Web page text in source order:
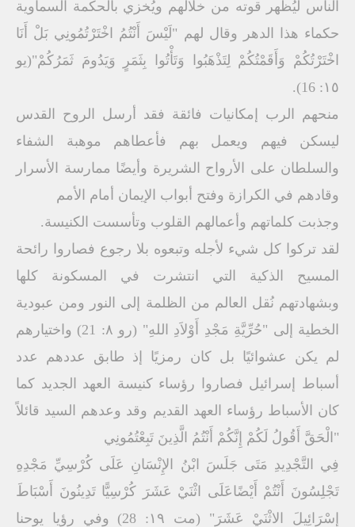
الناس لیُظھر قوته من خلالھم ویُخزي بالحكمة السماویة
حكماء ھذا الدھر وقال لھم "لَیْسَ أَنْتُمُ اخْتَرْتُمُونِي بَلْ أَنَا
اخْتَرْتُكُمْ وَأَقَمْتُكُمْ لِتَذْھَبُوا وَتَأْتُوا بِثَمَرٍ وَیَدُومَ ثَمَرُكُمْ"(یو
۱٥: 16).
منحھم الرب إمكانیات فائقة فقد أرسل الروح القدس
لیسكن فیھم ویعمل بھم فأعطاھم موھبة الشفاء
والسلطان على الأرواح الشریرة وأیضًا ممارسة الأسرار
وقادھم في الكرازة وفتح أبواب الإیمان أمام الأمم
وجذبت كلماتھم وأعمالھم القلوب وتأسست الكنیسة.
لقد تركوا كل شيء لأجله وتبعوه بلا رجوع فصاروا رائحة
المسیح الذكیة التي انتشرت في المسكونة كلھا
وبشھادتھم نُقل العالم من الظلمة إلى النور ومن عبودیة
الخطیة إلى "حُرِّیَّةِ مَجْدِ أَوْلاَدِ اللهِ" (رو ۸: 21) واختیارھم
لم یكن عشوائیًا بل كان رمزیًا إذ طابق عددھم عدد
أسباط إسرائیل فصاروا رؤساء كنیسة العھد الجدید كما
كان الأسباط رؤساء العھد القدیم وقد وعدھم السید قائلاً
"الْحَقَّ أَقُولُ لَكُمْ إِنَّكُمْ أَنْتُمُ الَّذِینَ تَبِعْتُمُونِي
فِي التَّجْدِیدِ مَتَى جَلَسَ ابْنُ الإِنْسَانِ عَلَى كُرْسِيِّ مَجْدِهِ
تَجْلِسُونَ أَنْتُمْ أَیْضًاعَلَى اثْنَيْ عَشَرَ كُرْسِیًّا تَدِینُونَ أَسْبَاطَ
إِسْرَائِیلَ الاثْنَيْ عَشَرَ" (مت ۱۹: 28) وفي رؤیا یوحنا